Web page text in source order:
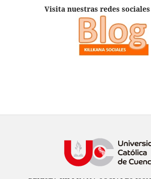
Visita nuestras redes